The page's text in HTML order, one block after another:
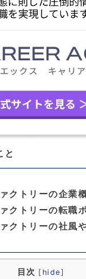
と
クトリーの企業
クトリーの転職
クトリーの社風
目次 [ hide]